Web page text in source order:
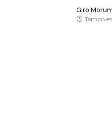
Giro
Tempo